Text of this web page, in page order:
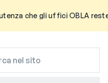
che gli uffici OBLA